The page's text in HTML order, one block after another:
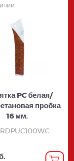
PC белая/
пробка
16 мм.